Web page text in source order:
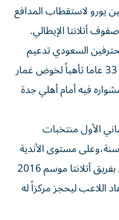
الدرعية السعودي 3 ملايين يورو لاستقطاب المدافع
أتلانتا الإيطالي.
السعودي تدعيم
خط دفاعه بخبرة اللاعب برات البالغ 33 عاما تأهباً لخوض غمار
فيه أمام أهلي جدة
الأول منتخبات
سويسرا السنية تحت 18 و19 و21 سنة،وعلى مستوى الأندية
لعب خلال مسيرته الاحترافية التحق بفريق أتلانتا موسم 2016
اللاعب ليحجز مركزاً له